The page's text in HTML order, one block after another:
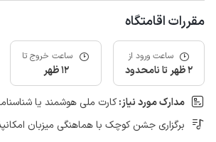
مقررات اقامتگاه
ساعت ورود از
2 ظهر تا نامحدود
ساعت خروج تا
12 ظهر
مدارک مورد نیاز:کارت ملی هوشمند یا
برگزاری جشن کوچک با هماهنگی میزبان